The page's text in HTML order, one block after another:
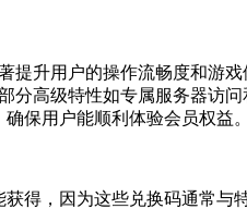
提升用户的操作流畅度和游
高级特性如专属服务器访
保用户能顺利体验会员权益。
得，因为这些兑换码通常